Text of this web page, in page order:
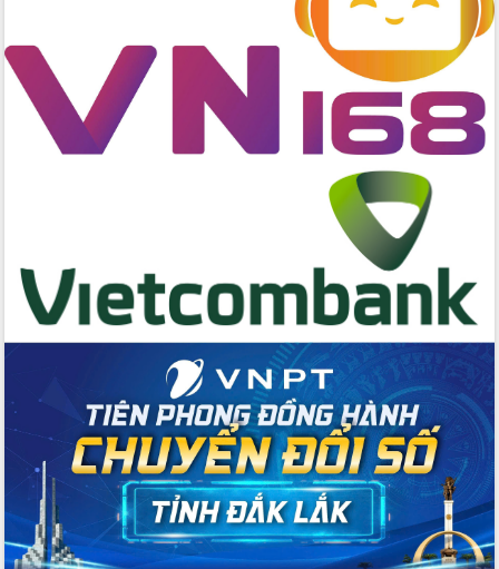
Tổ chức trang trọng Lễ hội Đền thờ
Lương Văn Chánh năm 2026
Phó Bí thư Tỉnh ủy Đắk Lắk Đỗ Hữu
Huy giữ chức Bí thư Đảng ủy Ủy Ban
Nhân dân tỉnh
Đánh giá, rút kinh nghiệm công tác tổ
chức diễn tập trước ngày bầu cử
Friendship Meeting New Year 2026”
Bầu cử Quốc hội và HĐND: Cử tri Đắk
Lắk gửi gắm niềm tin, kỳ vọng vào lá
phiếu
Đắk Lắk sẵn sàng các điều kiện cho
Ngày hội bầu cử đại biểu Quốc hội
khóa XVI và HĐND các cấp nhiệm kỳ
2026-2031
Đảm bảo cuộc bầu cử đại biểu Quốc